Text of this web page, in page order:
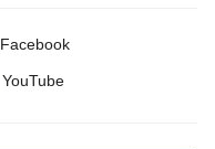
Facebook
YouTube